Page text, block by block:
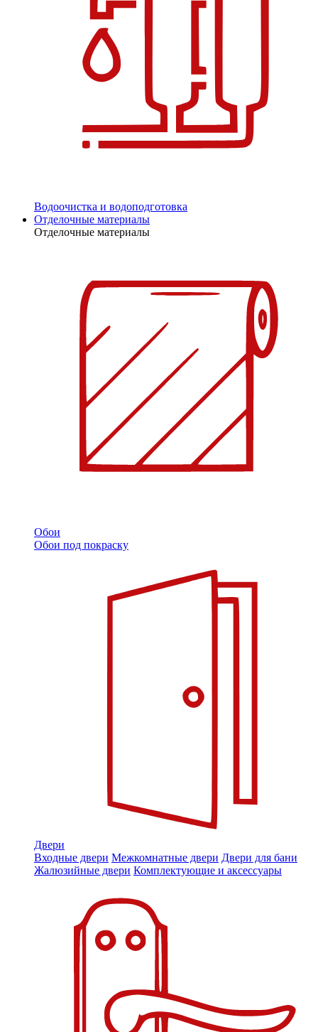
Водоочистка и водоподготовка
Отделочные материалы
Отделочные материалы
Обои
Обои под покраску
Двери
Входные двери Межкомнатные двери Двери для бани
Жалюзийные двери Комплектующие и аксессуары